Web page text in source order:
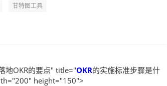
甘特图工具
地OKR的要点" title="OKR的实施标准步骤是什
height="150">